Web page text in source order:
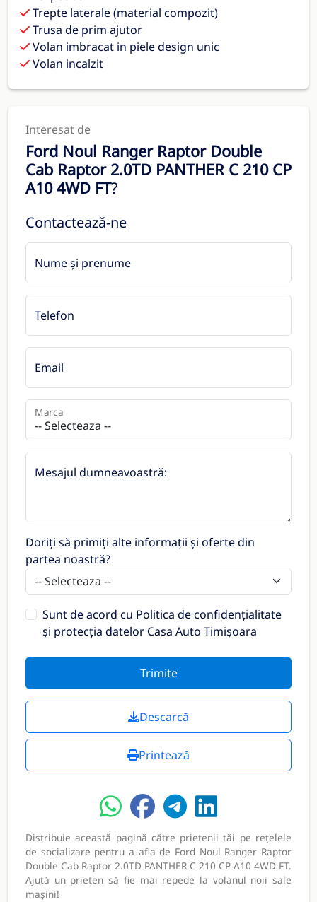
Trepte laterale (material compozit)
Trusa de prim ajutor
Volan imbracat in piele design unic
Volan incalzit
Interesat de
Ford Noul Ranger Raptor Double
Cab Raptor 2.0TD PANTHER C 210 CP
A10 4WD FT?
Contactează-ne
Nume și prenume
Telefon
Email
Marca
Mesajul dumneavoastră:
Doriți să primiți alte informații și oferte din
partea noastră?
Sunt de acord cu Politica de confidențialitate
și protecția datelor Casa Auto Timișoara
Trimite
Descarcă
Printează
Distribuie această pagină către prietenii tăi pe rețelele
de socializare pentru a afla de Ford Noul Ranger Raptor
Double Cab Raptor 2.0TD PANTHER C 210 CP A10 4WD FT.
Ajută un prieten să fie mai repede la volanul noii sale
mașini!